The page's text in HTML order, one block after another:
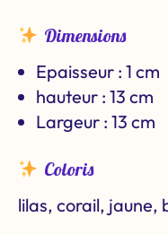
Dimensions
Epaisseur : 1 cm
hauteur : 13 cm
Largeur : 13 cm
Coloris
lilas, corail, jaune,